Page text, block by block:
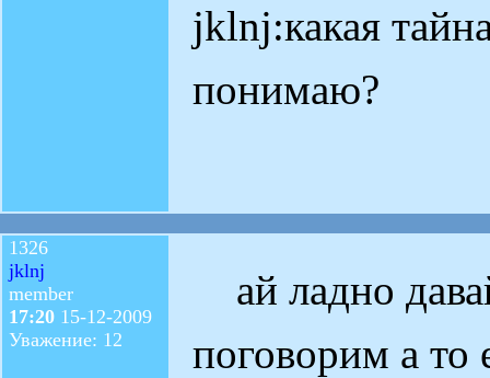
jklnj:какая
понимаю?
1326
jklnj
member
17:20 15-12-2009
Уважение: 12
ай ладно
поговорим а то